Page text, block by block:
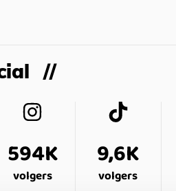
594K
volgers
9,6K
volgers